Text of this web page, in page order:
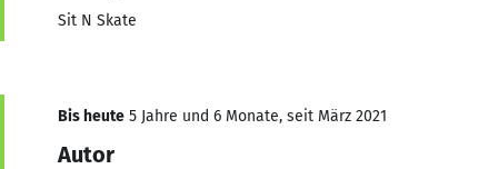
Sit N Skate
Bis heute 5 Jahre und 6 Monate, seit März 2021
Autor